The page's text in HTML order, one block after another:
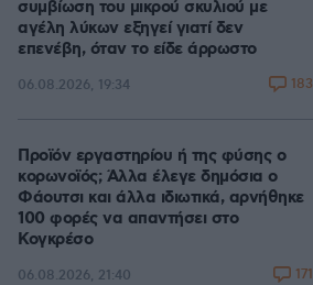
συμβίωση του μικρού σκυλιού με
αγέλη λύκων εξηγεί γιατί δεν
επενέβη, όταν το είδε άρρωστο
06.08.2026, 19:34 183
Προϊόν εργαστηρίου ή της φύσης ο
κορωνοϊός; Άλλα έλεγε δημόσια ο
Φάουτσι και άλλα ιδιωτικά, αρνήθηκε
100 φορές να απαντήσει στο
Κογκρέσο
06.08.2026, 21:40 171